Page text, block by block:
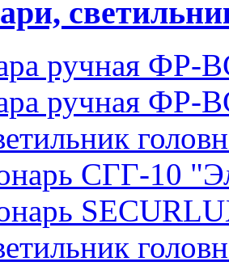
ручная ФР-
ручная ФР-
СГГ-10